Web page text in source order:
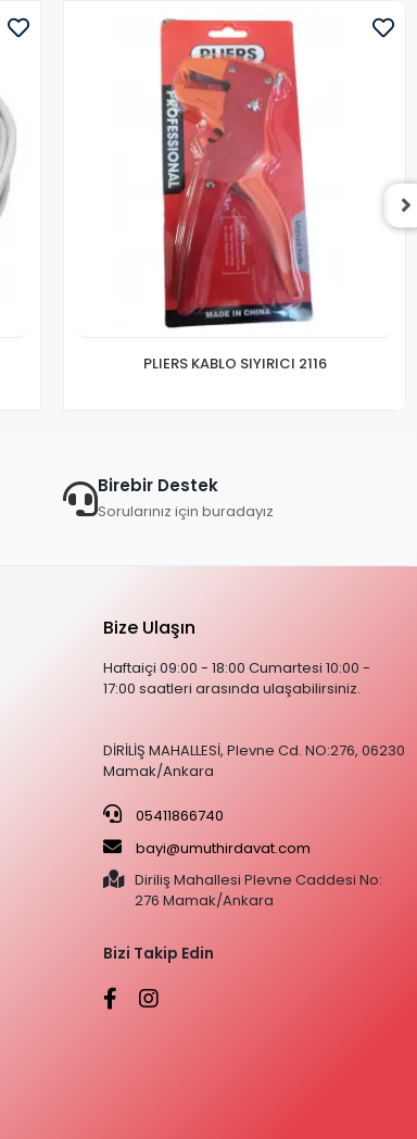
PLIERS KABLO SIYIRICI 2116
Birebir Destek
Sorularınız için buradayız
Bize Ulaşın
Haftaiçi 09:00 - 18:00 Cumartesi 10:00 -
17:00 saatleri arasında ulaşabilirsiniz.
DİRİLİŞ MAHALLESİ, Plevne Cd. NO:276, 06230
Mamak/Ankara
05411866740
bayi@umuthirdavat.com
Diriliş Mahallesi Plevne Caddesi No:
276 Mamak/Ankara
Bizi Takip Edin